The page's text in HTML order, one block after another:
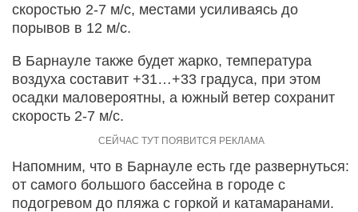
скоростью 2-7 м/с, местами усиливаясь до
порывов в 12 м/с.
В Барнауле также будет жарко, температура
воздуха составит +31…+33 градуса, при этом
осадки маловероятны, а южный ветер сохранит
скорость 2-7 м/с.
Напомним, что в Барнауле есть где развернуться:
от самого большого бассейна в городе с
подогревом до пляжа с горкой и катамаранами.